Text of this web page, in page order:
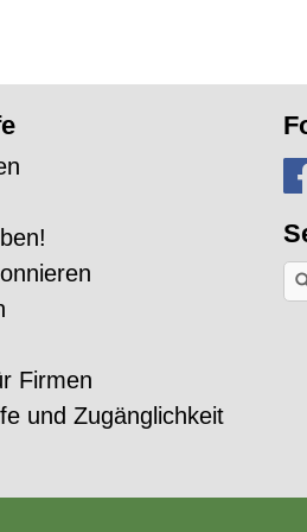
Firmen
und Zugänglichkeit